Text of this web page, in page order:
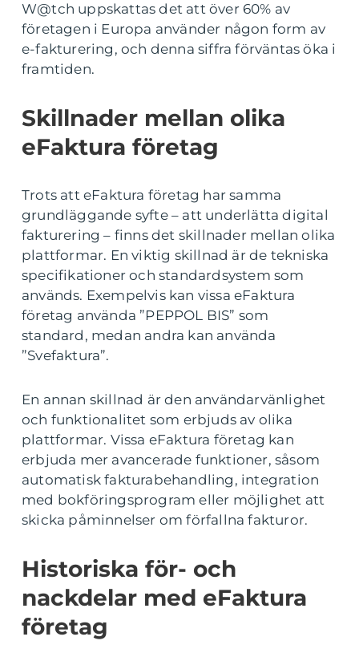
W@tch uppskattas det att över 60% av
företagen i Europa använder någon form av
e-fakturering, och denna siffra förväntas öka i
framtiden.
Skillnader mellan olika
eFaktura företag
Trots att eFaktura företag har samma
grundläggande syfte – att underlätta digital
fakturering – finns det skillnader mellan olika
plattformar. En viktig skillnad är de tekniska
specifikationer och standardsystem som
används. Exempelvis kan vissa eFaktura
företag använda ”PEPPOL BIS” som
standard, medan andra kan använda
”Svefaktura”.
En annan skillnad är den användarvänlighet
och funktionalitet som erbjuds av olika
plattformar. Vissa eFaktura företag kan
erbjuda mer avancerade funktioner, såsom
automatisk fakturabehandling, integration
med bokföringsprogram eller möjlighet att
skicka påminnelser om förfallna fakturor.
Historiska för- och
nackdelar med eFaktura
företag